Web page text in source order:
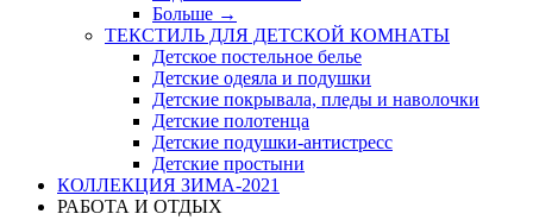
Больше →
ТЕКСТИЛЬ ДЛЯ ДЕТСКОЙ КОМНАТЫ
Детское постельное белье
Детские одеяла и подушки
Детские покрывала, пледы и наволочки
Детские полотенца
Детские подушки-антистресс
Детские простыни
КОЛЛЕКЦИЯ ЗИМА-2021
РАБОТА И ОТДЫХ